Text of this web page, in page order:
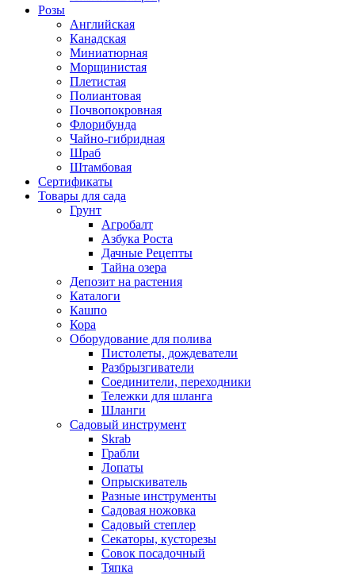
Розы
Английская
Канадская
Миниатюрная
Морщинистая
Плетистая
Полиантовая
Почвопокровная
Флорибунда
Чайно-гибридная
Шраб
Штамбовая
Сертификаты
Товары для сада
Грунт
Агробалт
Азбука Роста
Дачные Рецепты
Тайна озера
Депозит на растения
Каталоги
Кашпо
Кора
Оборудование для полива
Пистолеты, дождеватели
Разбрызгиватели
Соединители, переходники
Тележки для шланга
Шланги
Садовый инструмент
Skrab
Грабли
Лопаты
Опрыскиватель
Разные инструменты
Садовая ножовка
Садовый степлер
Секаторы, кусторезы
Совок посадочный
Тяпка